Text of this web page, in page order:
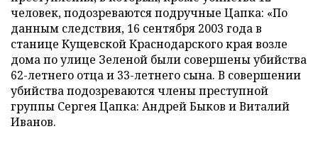
человек, подозреваются подручные Цапка: «По
данным следствия, 16 сентября 2003 года в
станице Кущевской Краснодарского края возле
дома по улице Зеленой были совершены убийства
62-летнего отца и 33-летнего сына. В совершении
убийства подозреваются члены преступной
группы Сергея Цапка: Андрей Быков и Виталий
Иванов.